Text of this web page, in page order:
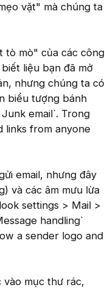
vặt" mà chúng ta
tò mò" của các công
liệu bạn đã mở
nhưng chúng ta có
biểu tượng bánh
email`. Trong
links from anyone
email, nhưng đây
và các âm mưu lừa
settings > Mail >
handling`
a sender logo and
vào mục thư rác,